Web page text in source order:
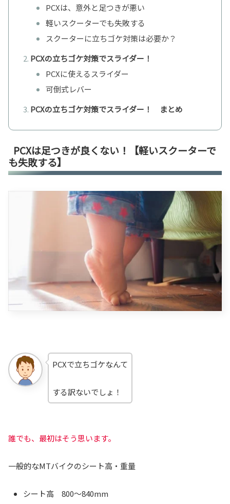
PCXは、意外と足つきが悪い
軽いスクーターでも失敗する
スクーターに立ちゴケ対策は必要か？
PCXの立ちゴケ対策でスライダー！
PCXに使えるスライダー
可倒式レバー
PCXの立ちゴケ対策でスライダー！ まとめ
PCXは足つきが良くない！【軽いスクーターで
も失敗する】
PCXで立ちゴケなんて
する訳ないでしょ！
誰でも、最初はそう思います。
一般的なMTバイクのシート高・重量
シート高 800～840mm